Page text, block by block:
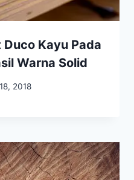
Kayu Pada
Warna Solid
2018